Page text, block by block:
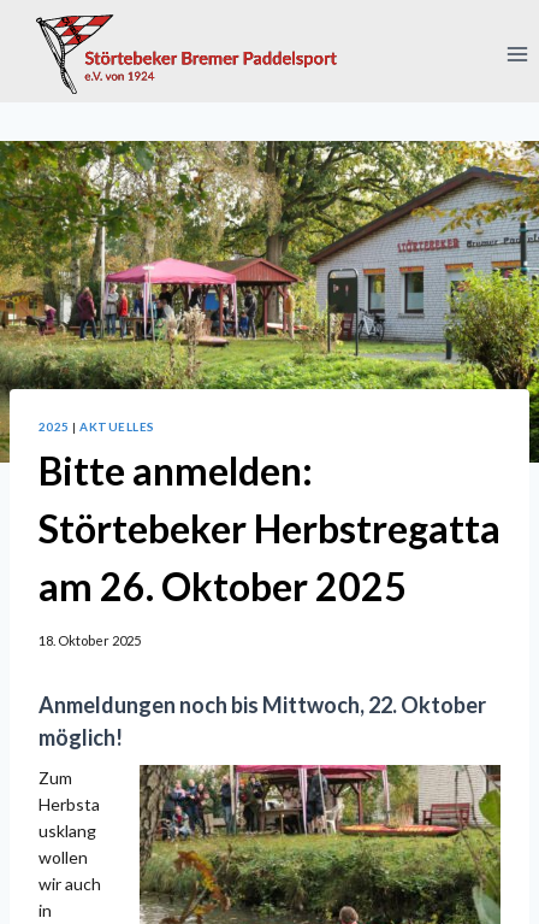
Inhalt
springen
2025 |AKTUELLES
Bitte anmelden:
Störtebeker Herbstregatta
am 26. Oktober 2025
18. Oktober 2025
Anmeldungen noch bis Mittwoch, 22. Oktober
möglich!
Zum
Herbsta
usklang
wollen
wir auch
in